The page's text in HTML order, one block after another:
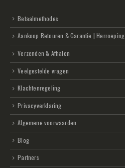
Betaalmethodes
Aankoop Retouren & Garantie | Herroeping
Verzenden & Afhalen
Veelgestelde vragen
Klachtenregeling
Privacyverklaring
Algemene voorwaarden
Blog
Partners